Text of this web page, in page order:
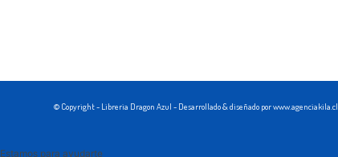
© Copyright - Libreria Dragon Azul - Desarrollado & diseñado por www.agenciakila.cl
Estamos para ayudarte